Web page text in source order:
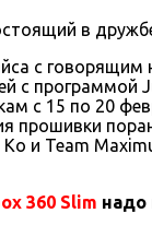
в
с говорящим
с
с 15 по 20
прошивки
и Team
360 Slim надо